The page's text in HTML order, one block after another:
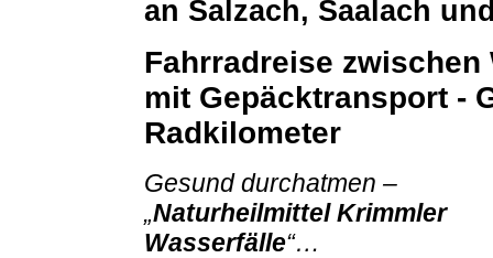
an Salzach, Saalach
Fahrradreise
mit Gepäcktransport -
Radkilometer
Gesund durchatmen –
„Naturheilmittel Krimmler
Wasserfälle“…